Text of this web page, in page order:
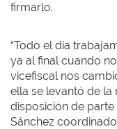
firmarlo.
“Todo el día
ya al final cuando
vicefiscal nos
ella se levantó de la
disposición de parte
Sánchez